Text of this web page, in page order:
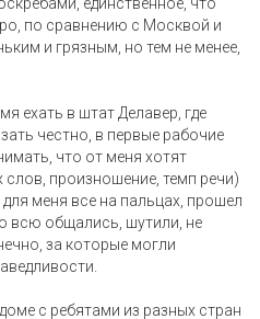
единственное, что
по сравнению с Москвой и
и грязным, но тем не менее,
ехать в штат Делавер, где
честно, в первые рабочие
что от меня хотят
произношение, темп речи)
меня все на пальцах, прошел
всю общались, шутили, не
за которые могли
с ребятами из разных стран